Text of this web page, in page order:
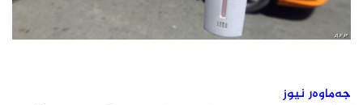
جەماوەر نیوز